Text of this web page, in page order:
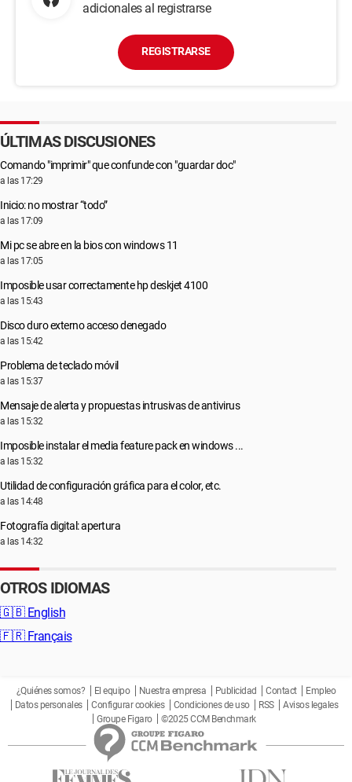
adicionales al registrarse
REGISTRARSE
ÚLTIMAS DISCUSIONES
Comando "imprimir" que confunde con "guardar doc"
a las 17:29
Inicio: no mostrar “todo”
a las 17:09
Mi pc se abre en la bios con windows 11
a las 17:05
Imposible usar correctamente hp deskjet 4100
a las 15:43
Disco duro externo acceso denegado
a las 15:42
Problema de teclado móvil
a las 15:37
Mensaje de alerta y propuestas intrusivas de antivirus
a las 15:32
Imposible instalar el media feature pack en windows ...
a las 15:32
Utilidad de configuración gráfica para el color, etc.
a las 14:48
Fotografía digital: apertura
a las 14:32
OTROS IDIOMAS
🇬🇧 English
🇫🇷 Français
¿Quiénes somos? El equipo Nuestra empresa Publicidad Contact
Empleo
Datos personales
Configurar cookies Condiciones de uso RSS
Avisos legales
Groupe Figaro
©2025 CCM Benchmark